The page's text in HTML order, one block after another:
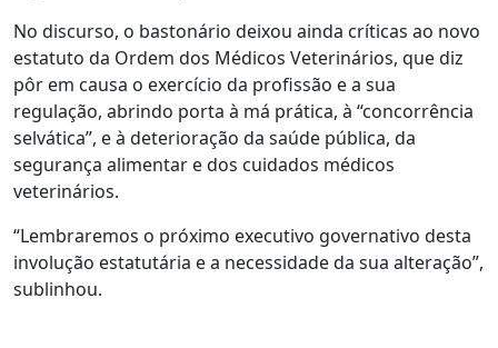
No discurso, o bastonário deixou ainda críticas ao novo
estatuto da Ordem dos Médicos Veterinários, que diz
pôr em causa o exercício da profissão e a sua
regulação, abrindo porta à má prática, à “concorrência
selvática”, e à deterioração da saúde pública, da
segurança alimentar e dos cuidados médicos
veterinários.
“Lembraremos o próximo executivo governativo desta
involução estatutária e a necessidade da sua alteração”,
sublinhou.